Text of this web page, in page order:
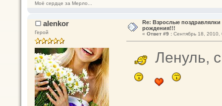
Моё сердце за Мерло...
alenkor
Герой
Re: Взрослые
рождения!!!
« Ответ #9 :Сентябрь 18, 2010,
Ленуль,